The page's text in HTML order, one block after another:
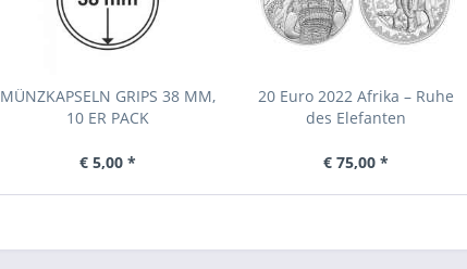
MÜNZKAPSELN GRIPS 38 MM,
10 ER PACK
€ 5,00 *
20 Euro 2022 Afrika – Ruhe
des Elefanten
€ 75,00 *